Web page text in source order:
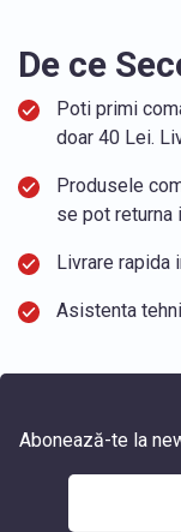
De ce
Poti primi
doar 40 Lei.
Produsele
se pot returna
Livrare rapida
Asistenta
Abonează-te la